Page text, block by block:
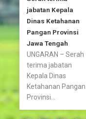
jabatan Kepala
Dinas Ketahanan
Pangan Provinsi
Jawa Tengah
UNGARAN – Serah
terima jabatan
Kepala Dinas
Ketahanan Pangan
Provinsi...